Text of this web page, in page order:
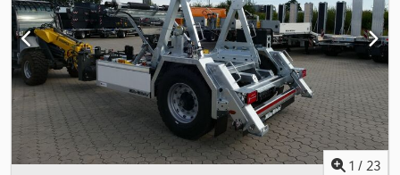
système de freinage à tambour, suspension à ressorts à lames,
roue de support, le véhicule peut être recouvert de publicités
et/ou être personnalisé. SI87135 Notre offre ne comprend
généralement pas un nouveau contrôle technique. Si un
nouveau contrôle technique est souhaité, nous vous ferons
volontiers une proposition de nos ateliers partenaires ! Le
véhicule peut être recouvert de publicités et/ou être
personnalisé. Nos conditions générales de livraison et de
paiement s’appliquent. Crsdpfx Aozq Nfbendsf Nous vous
1 / 23